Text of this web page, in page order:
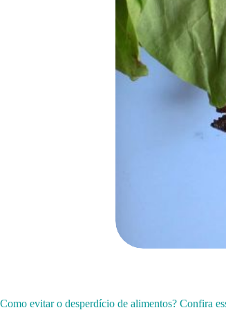
Como evitar o desperdício de alimentos? Confira